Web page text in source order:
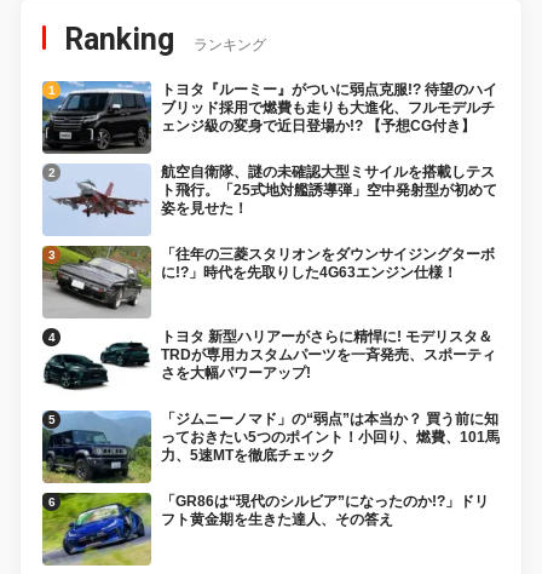
Ranking ランキング
トヨタ『ルーミー』がついに弱点克服!? 待望のハイ
ブリッド採用で燃費も走りも大進化、フルモデルチ
ェンジ級の変身で近日登場か!? 【予想CG付き】
航空自衛隊、謎の未確認大型ミサイルを搭載しテス
ト飛行。「25式地対艦誘導弾」空中発射型が初めて
姿を見せた！
「往年の三菱スタリオンをダウンサイジングターボ
に!?」時代を先取りした4G63エンジン仕様！
トヨタ 新型ハリアーがさらに精悍に! モデリスタ＆
TRDが専用カスタムパーツを一斉発売、スポーティ
さを大幅パワーアップ!
「ジムニーノマド」の“弱点”は本当か？ 買う前に知
っておきたい5つのポイント！小回り、燃費、101馬
力、5速MTを徹底チェック
「GR86は“現代のシルビア”になったのか!?」ドリ
フト黄金期を生きた達人、その答え